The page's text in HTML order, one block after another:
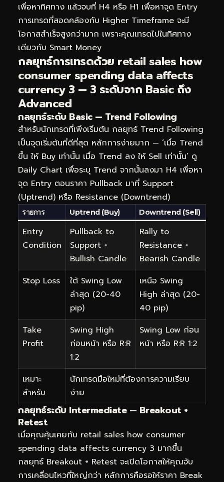
เพื่อหาทิศทาง แล้วจบที่ H4 หรือ H1 เพื่อหาจุด Entry
การเทรดที่สอดคล้องกับ Higher Timeframe จะมี
โอกาสสำเร็จสูงกว่ามาก เพราะคุณเทรดไปในทิศทาง
เดียวกับ Smart Money
กลยุทธ์การเทรดด้วย retail sales how
consumer spending data affects
currency 3 — 3 ระดับจาก Basic ถึง
Advanced
กลยุทธ์ระดับ Basic — Trend Following
สำหรับนักเทรดที่เพิ่งเริ่มต้น กลยุทธ์ Trend Following
เป็นจุดเริ่มต้นที่ดีที่สุด หลักการง่ายมาก — ‘เมื่อ Trend
ขึ้น ให้ Buy เท่านั้น เมื่อ Trend ลง ให้ Sell เท่านั้น’ ดู
Daily Chart เพื่อระบุ Trend จากนั้นลงมา H4 เพื่อหา
จุด Entry ตอนราคา Pullback มาที่ Support
(Uptrend) หรือ Resistance (Downtrend)
รายการ Uptrend (Buy) Downtrend (Sell)
Entry
Condition
Pullback to
Support +
Bullish Candle
Rally to
Resistance +
Bearish Candle
Stop Loss
ใต้ Swing Low
ล่าสุด (20-40
pip)
เหนือ Swing
High ล่าสุด (20-
40 pip)
Take
Profit
Swing High
ก่อนหน้า หรือ R:R
1:2
Swing Low ก่อน
หน้า หรือ R:R 1:2
เหมาะ
สำหรับ
นักเทรดมือใหม่ที่ต้องการความเรียบ
ง่าย
กลยุทธ์ระดับ Intermediate — Breakout +
Retest
เมื่อคุณคุ้นเคยกับ retail sales how consumer
spending data affects currency 3 มากขึ้น
กลยุทธ์ Breakout + Retest จะเปิดโอกาสให้คุณจับ
การเคลื่อนไหวที่ใหญ่กว่า หลักการคือรอให้ราคา Break